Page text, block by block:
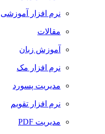
نرم افزار آموزشی
مقالات
آموزش زبان
نرم افزار مک
مدیریت پسورد
نرم افزار تقویم
مدیریت PDF